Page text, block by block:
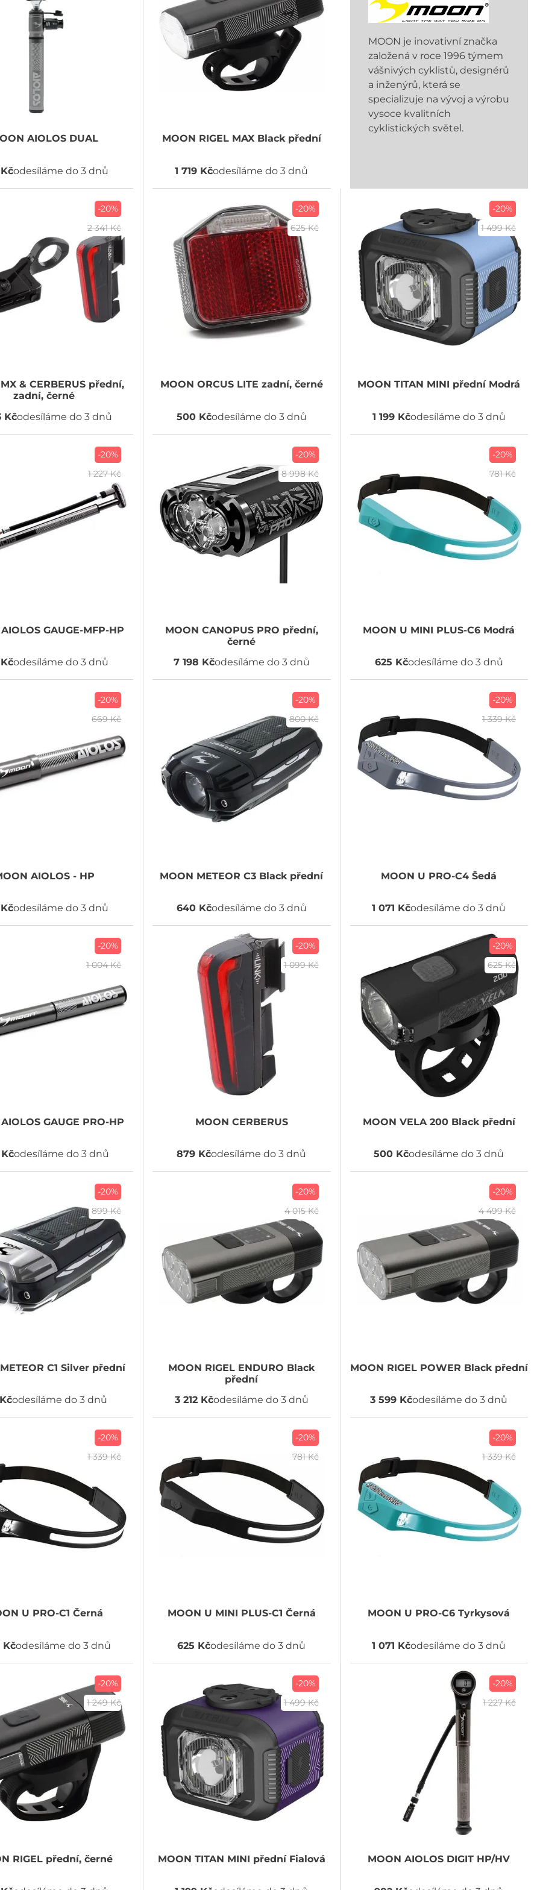
AIOLOS DUAL
odesíláme do 3 dnů
MOON RIGEL MAX Black přední
1 719 Kčodesíláme do 3 dnů
MOON je inovativní značka
založená v roce 1996 týmem
vášnivých cyklistů, designérů
a inženýrů, která se
specializuje na vývoj a výrobu
vysoce kvalitních
cyklistických světel.
-20%
2 341 Kč
& CERBERUS přední,
zadní, černé
Kčodesíláme do 3 dnů
-20%
625 Kč
MOON ORCUS LITE zadní, černé
500 Kčodesíláme do 3 dnů
-20%
1 499 Kč
MOON TITAN MINI přední Modrá
1 199 Kčodesíláme do 3 dnů
-20%
1 227 Kč
GAUGE-MFP-HP
odesíláme do 3 dnů
-20%
8 998 Kč
MOON CANOPUS PRO přední,
černé
7 198 Kčodesíláme do 3 dnů
-20%
781 Kč
MOON U MINI PLUS-C6 Modrá
625 Kčodesíláme do 3 dnů
-20%
669 Kč
AIOLOS - HP
odesíláme do 3 dnů
-20%
800 Kč
MOON METEOR C3 Black přední
640 Kčodesíláme do 3 dnů
-20%
1 339 Kč
MOON U PRO-C4 Šedá
1 071 Kčodesíláme do 3 dnů
-20%
1 004 Kč
GAUGE PRO-HP
odesíláme do 3 dnů
-20%
1 099 Kč
MOON CERBERUS
879 Kčodesíláme do 3 dnů
-20%
625 Kč
MOON VELA 200 Black přední
500 Kčodesíláme do 3 dnů
-20%
899 Kč
C1 Silver přední
odesíláme do 3 dnů
-20%
4 015 Kč
MOON RIGEL ENDURO Black
přední
3 212 Kčodesíláme do 3 dnů
-20%
4 499 Kč
MOON RIGEL POWER Black přední
3 599 Kčodesíláme do 3 dnů
-20%
1 339 Kč
U PRO-C1 Černá
Kčodesíláme do 3 dnů
-20%
781 Kč
MOON U MINI PLUS-C1 Černá
625 Kčodesíláme do 3 dnů
-20%
1 339 Kč
MOON U PRO-C6 Tyrkysová
1 071 Kčodesíláme do 3 dnů
-20%
1 249 Kč
RIGEL přední, černé
-20%
1 499 Kč
MOON TITAN MINI přední Fialová
-20%
1 227 Kč
MOON AIOLOS DIGIT HP/HV